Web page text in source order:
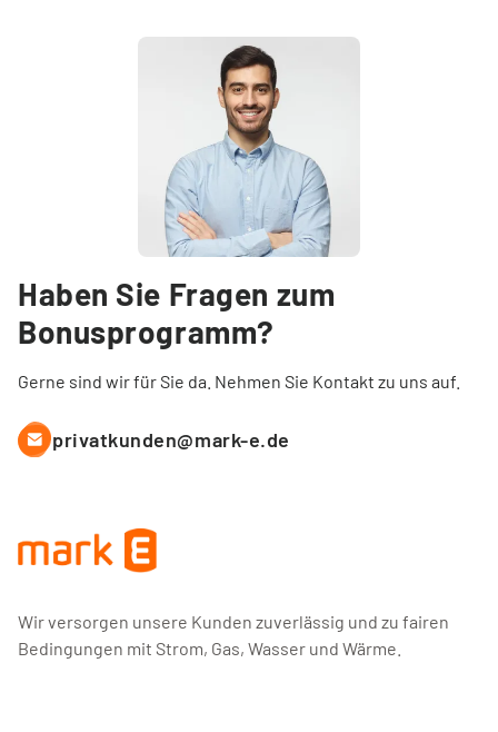
Haben Sie Fragen zum
Bonusprogramm?
Gerne sind wir für Sie da. Nehmen Sie Kontakt zu uns auf.
privatkunden@mark-e.de
Wir versorgen unsere Kunden zuverlässig und zu fairen
Bedingungen mit Strom, Gas, Wasser und Wärme.